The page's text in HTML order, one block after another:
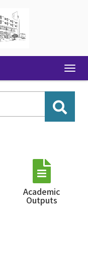
Academic
Outputs